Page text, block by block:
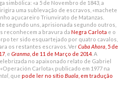
simbólica: «a 5 de Novembro de 1843, a
uma sublevação de escravos, «machete
açucareiro Triunvirato de Matanzas.
segundo uns, aprisionada segundo outros,
reconhecem a bravura da Negra Carlota e o
ter sido esquartejado por quatro cavalos,
os restantes escravos. VerCuba Ahora , 5 de
, eGranma , de 11 de Março de 2014. A
no apaixonado relato de Gabriel
Carlota», publicado em 1977 na
, que pode ler no sítioBuala , em tradução